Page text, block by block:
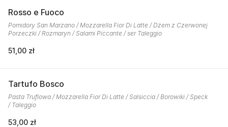
Rosso e Fuoco
Pomidory San Marzano / Mozzarella Fior Di Latte / Dżem z Czerwonej
Porzeczki / Rozmaryn / Salami Piccante / ser Taleggio
51,00 zł
Tartufo Bosco
Pasta Truflowa / Mozzarella Fior Di Latte / Salsiccia / Borowiki / Speck
/ Taleggio
53,00 zł